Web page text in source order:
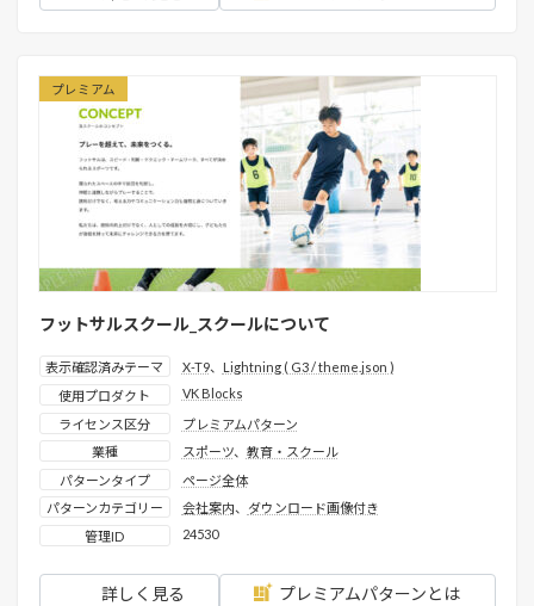
プレミアム
フットサルスクール_スクールについて
表示確認済みテーマ X-T9、
Lightning ( G3 / theme.json )
使用プロダクト
VK Blocks
ライセンス区分
プレミアムパターン
業種
スポーツ、 教育・スクール
パターンタイプ
ページ全体
パターンカテゴリー
会社案内、
ダウンロード画像付き
管理ID
24530
詳しく見る プレミアムパターンとは